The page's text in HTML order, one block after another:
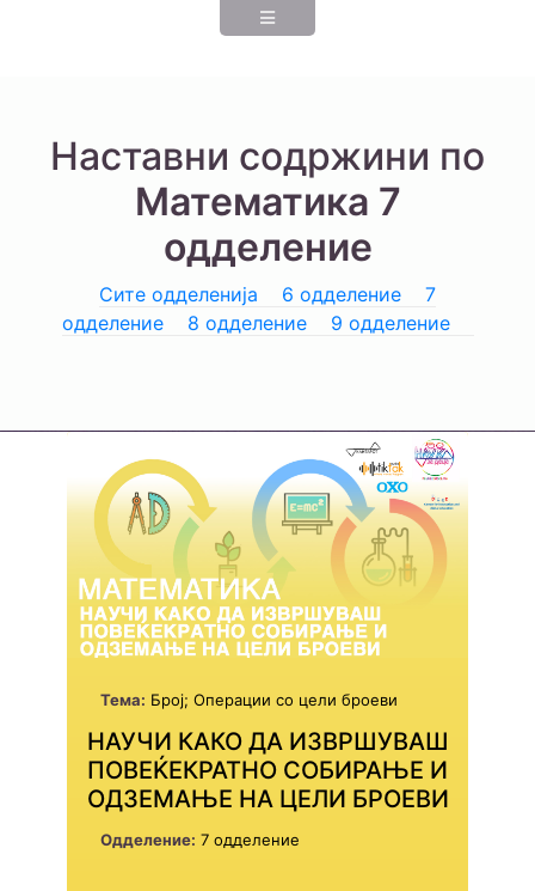
Наставни содржини по
Математика 7
одделение
Сите одделенија 6 одделение
7
одделение
8 одделение 9 одделение
Тема: Број; Операции со цели броеви
НАУЧИ КАКО ДА ИЗВРШУВАШ
ПОВЕЌЕКРАТНО СОБИРАЊЕ И
ОДЗЕМАЊЕ НА ЦЕЛИ БРОЕВИ
Одделение: 7 одделение